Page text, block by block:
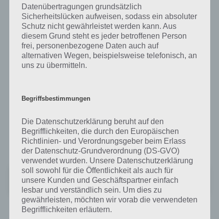
richtig.
Verschiedene Busse, realistische Schäden, eine freibewegbare
Kamera und zahlreiche Level runden das Spiel ab.
Bus Simulator 3D für Android im Google
Bus Simulator 3D kann im Google Play Store für Android kostenlos
zum In App Kauf greifen. Bei derzeit über 3000 Bewertungen kommt
die Spiele App Bus Simulator 3D für Android auf 4,3 Sterne im
Schnitt. Hier gehts zum Google Play Store:
Bus Simulator 3D
Preis:Kostenlos+
Datenübertragungen grundsätzlich
Sicherheitslücken aufweisen, sodass ein absoluter
Schutz nicht gewährleistet werden kann. Aus
diesem Grund steht es jeder betroffenen Person
frei, personenbezogene Daten auch auf
alternativen Wegen, beispielsweise telefonisch, an
uns zu übermitteln.
Begriffsbestimmungen
Die Datenschutzerklärung beruht auf den
Begrifflichkeiten, die durch den Europäischen
Richtlinien- und Verordnungsgeber beim Erlass
der Datenschutz-Grundverordnung (DS-GVO)
verwendet wurden. Unsere Datenschutzerklärung
soll sowohl für die Öffentlichkeit als auch für
unsere Kunden und Geschäftspartner einfach
lesbar und verständlich sein. Um dies zu
gewährleisten, möchten wir vorab die verwendeten
Begrifflichkeiten erläutern.